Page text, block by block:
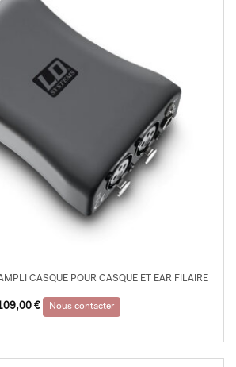
CASQUE POUR CASQUE ET EAR FILAIRE
€ Nous contacter